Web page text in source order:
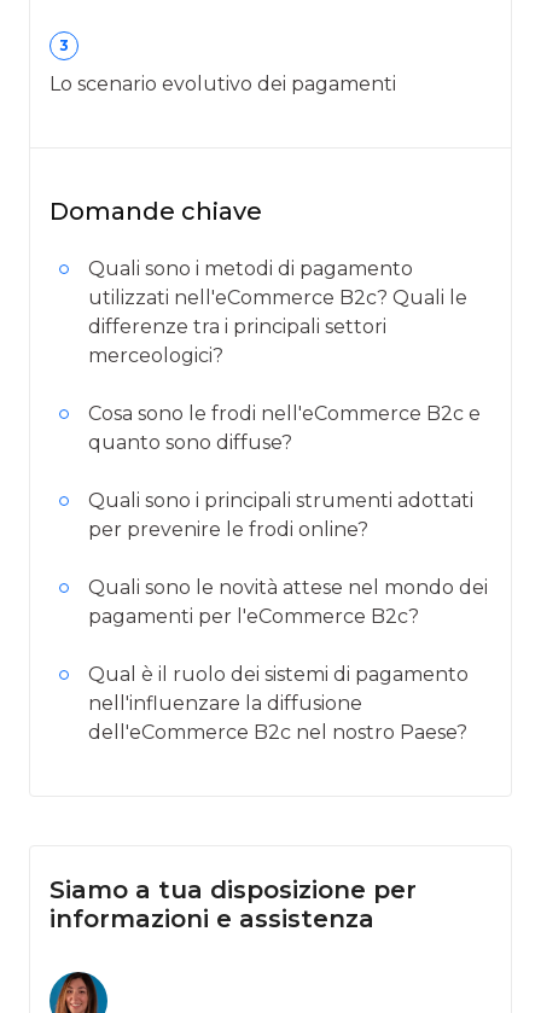
3
Lo scenario evolutivo dei pagamenti
Domande chiave
Quali sono i metodi di pagamento
utilizzati nell'eCommerce B2c? Quali le
differenze tra i principali settori
merceologici?
Cosa sono le frodi nell'eCommerce B2c e
quanto sono diffuse?
Quali sono i principali strumenti adottati
per prevenire le frodi online?
Quali sono le novità attese nel mondo dei
pagamenti per l'eCommerce B2c?
Qual è il ruolo dei sistemi di pagamento
nell'influenzare la diffusione
dell'eCommerce B2c nel nostro Paese?
Siamo a tua disposizione per
informazioni e assistenza